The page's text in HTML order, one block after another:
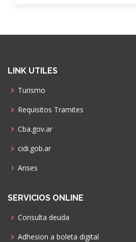
LINK UTILES
Turismo
Requisitos Tramites
Cba.gov.ar
cidi.gob.ar
Anses
SERVICIOS ONLINE
Consulta deuda
Adhesion a boleta digital